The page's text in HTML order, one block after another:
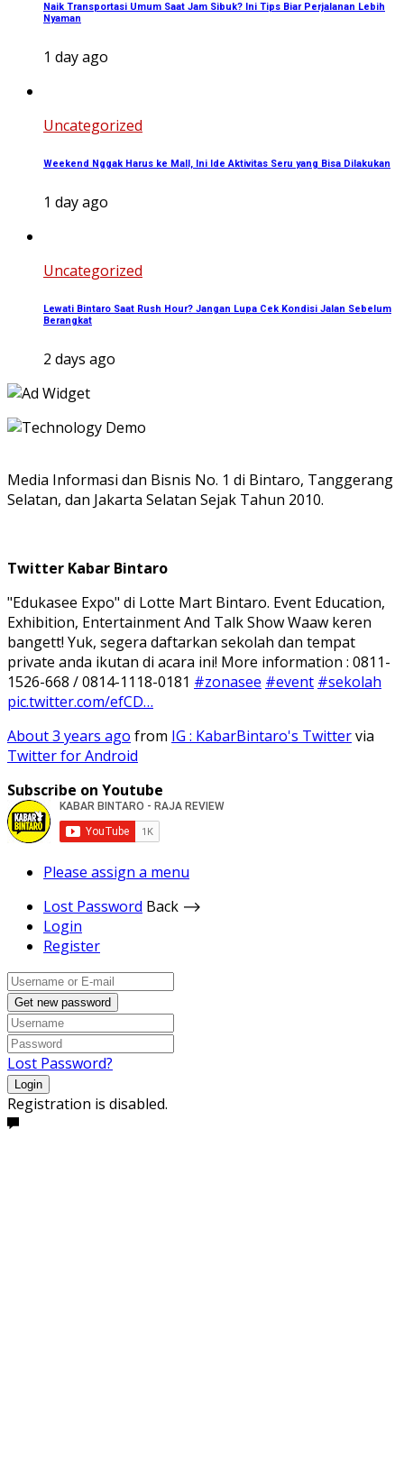
Naik Transportasi Umum Saat Jam Sibuk? Ini Tips Biar Perjalanan Lebih
Nyaman
1 day ago
Uncategorized
Weekend Nggak Harus ke Mall, Ini Ide Aktivitas Seru yang Bisa Dilakukan
1 day ago
Uncategorized
Lewati Bintaro Saat Rush Hour? Jangan Lupa Cek Kondisi Jalan Sebelum
Berangkat
2 days ago
Media Informasi dan Bisnis No. 1 di Bintaro, Tanggerang
Selatan, dan Jakarta Selatan Sejak Tahun 2010.
Twitter Kabar Bintaro
"Edukasee Expo" di Lotte Mart Bintaro. Event Education,
Exhibition, Entertainment And Talk Show Waaw keren
bangett! Yuk, segera daftarkan sekolah dan tempat
private anda ikutan di acara ini! More information : 0811-
1526-668 / 0814-1118-0181 #zonasee #event #sekolah
pic.twitter.com/efCD…
About 3 years ago from IG : KabarBintaro's Twittervia
Twitter for Android
Subscribe on Youtube
Please assign a menu
Lost Password Back ⟶
Login
Register
Get new password
Lost Password?
Login
Registration is disabled.